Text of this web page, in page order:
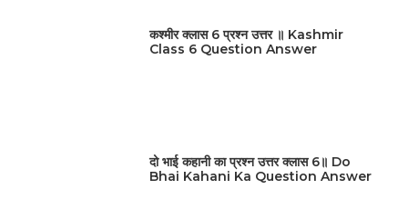
कश्मीर क्लास 6 प्रश्न उत्तर ॥ Kashmir
Class 6 Question Answer
दो भाई कहानी का प्रश्न उत्तर क्लास 6॥ Do
Bhai Kahani Ka Question Answer